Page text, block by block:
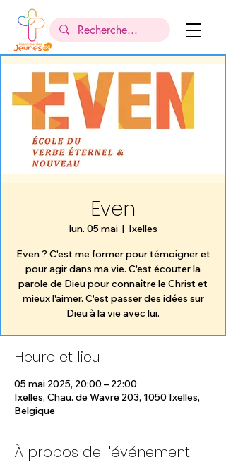
Even
lun. 05 mai
  |
Ixelles
Even ? C'est me former pour témoigner et
pour agir dans ma vie. C'est écouter la
parole de Dieu pour connaître le Christ et
mieux l'aimer. C'est passer des idées sur
Dieu à la vie avec lui.
Heure et lieu
05 mai 2025, 20:00 – 22:00
Ixelles, Chau. de Wavre 203, 1050 Ixelles,
Belgique
À propos de l'événement